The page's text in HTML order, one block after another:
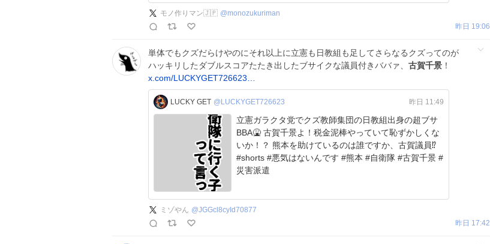
モノ作りマン🇯🇵 @monozukuriman
昨日 19:06
単体でもクズだらけやのにそれ以上に立憲も日教組も足してさらなるクズってのが
ハッキリしたダブルスコアたたき出したブサイクな議員付きババァ、 古賀千景 ！
x.com/LUCKYGET726623…
LUCKY GET @LUCKYGET726623 昨日 11:49
立憲ガラクタ党でクズ教師集団の日教組出身の超ブサ
BBA🤮 古賀千景よ！税金泥棒やっていて恥ずかしくな
いか！？ 熊本を助けているのは誰ですか、古賀議員⁉️
#shorts #悪気はないんです #熊本 #自衛隊 #古賀千景 #
災害派遣
ミゾやん @JGGcl8cyId70877
昨日 17:42